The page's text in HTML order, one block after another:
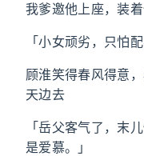
我爹邀他上座，装
「小女顽劣，只怕
顾淮笑得春风得意
天边去
「岳父客气了，末
是爱慕。」